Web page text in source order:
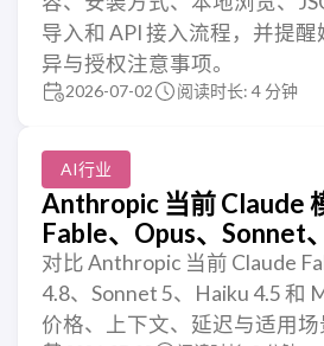
导入和 API 接入流程，并提
异与授权注意事项。
2026-07-02 阅读时长: 4 分钟
AI行业
Anthropic 当前 Claude
Fable、Opus、Sonnet
对比 Anthropic 当前 Claude
4.8、Sonnet 5、Haiku 4.5 和
价格、上下文、延迟与适用场